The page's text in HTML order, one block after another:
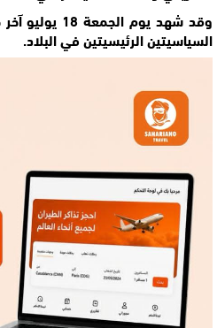
وقد شهد يوم الجمعة 18 يوليو آخر جولات
السياسيتين الرئيسيتين في البلاد.